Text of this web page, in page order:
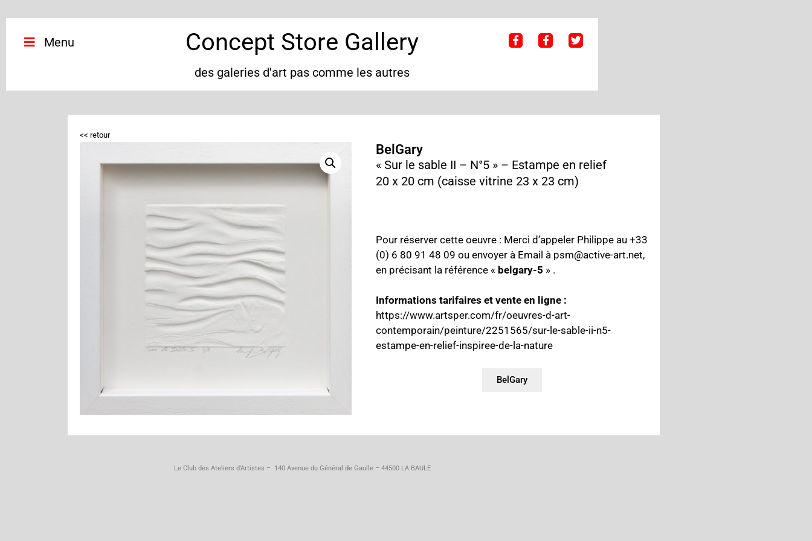
Menu Concept Store Gallery
des galeries d'art pas comme les autres
<< retour
BelGary
« Sur le sable II – N°5 » – Estampe en relief
20 x 20 cm (caisse vitrine 23 x 23 cm)
Pour réserver cette oeuvre : Merci d’appeler Philippe au +33
(0) 6 80 91 48 09 ou envoyer à Email à psm@active-art.net,
en précisant la référence « belgary-5 » .
Informations tarifaires et vente en ligne :
https://www.artsper.com/fr/oeuvres-d-art-
contemporain/peinture/2251565/sur-le-sable-ii-n5-
estampe-en-relief-inspiree-de-la-nature
BelGary
Le Club des Ateliers d’Artistes – 140 Avenue du Général de Gaulle – 44500 LA BAULE